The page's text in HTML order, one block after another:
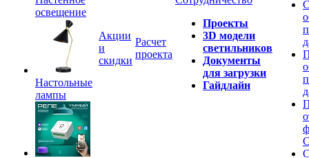
освещение
Настольные
лампы
Акции
и
скидки
Расчет
проекта
Проекты
3D модели
светильников
Документы
для загрузки
Гайдлайн